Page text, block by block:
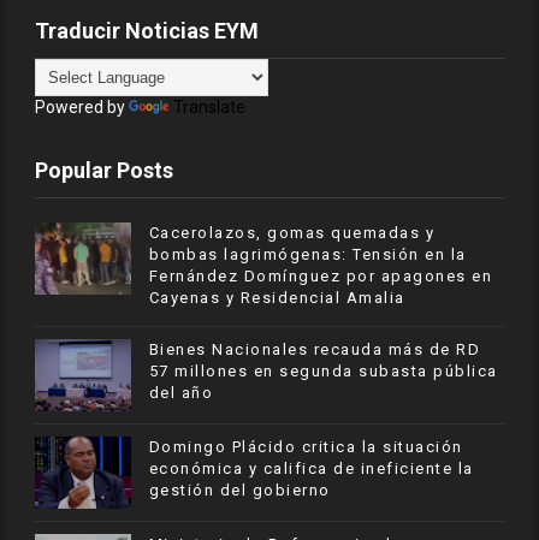
Traducir Noticias EYM
Powered by Translate
Popular Posts
Cacerolazos, gomas quemadas y
bombas lagrimógenas: Tensión en la
Fernández Domínguez por apagones en
Cayenas y Residencial Amalia
Bienes Nacionales recauda más de RD
57 millones en segunda subasta pública
del año
​Domingo Plácido critica la situación
económica y califica de ineficiente la
gestión del gobierno